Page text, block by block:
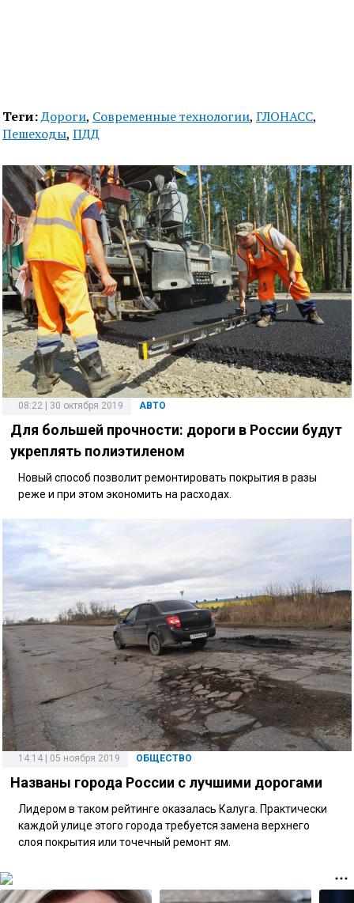
Теги:Дороги, Современные технологии, ГЛОНАСС,
Пешеходы, ПДД
08:22 | 30 октября 2019 АВТО
Для большей прочности: дороги в России будут
укреплять полиэтиленом
Новый способ позволит ремонтировать покрытия в разы
реже и при этом экономить на расходах.
14:14 | 05 ноября 2019 ОБЩЕСТВО
Названы города России с лучшими дорогами
Лидером в таком рейтинге оказалась Калуга. Практически
каждой улице этого города требуется замена верхнего
слоя покрытия или точечный ремонт ям.